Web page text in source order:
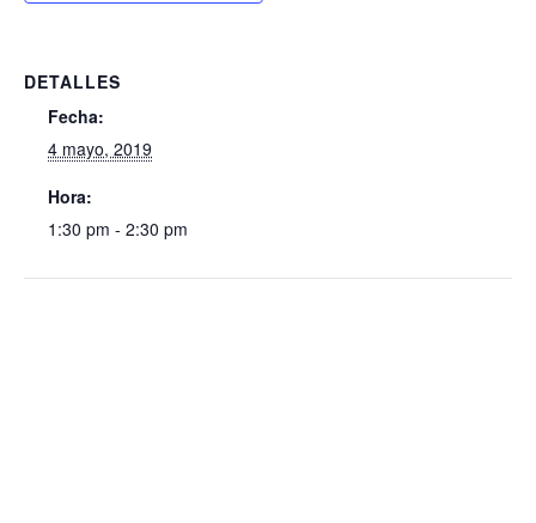
DETALLES
Fecha:
4 mayo, 2019
Hora:
1:30 pm - 2:30 pm